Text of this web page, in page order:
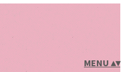
MENU ▴▾